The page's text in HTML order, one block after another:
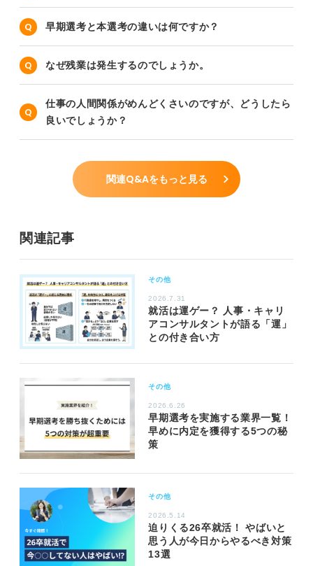
早期選考と本選考の違いは何ですか？
なぜ残業は発生するのでしょうか。
仕事の人間関係がめんどくさいのですが、どうしたら
良いでしょうか？
関連Q&Aをもっと見る
関連記事
その他
2026.7.31
就活は運ゲー？ 人事・キャリ
アコンサルタントが語る「運」
との付き合い方
その他
2026.6.26
早期選考を実施する業界一覧！
早めに内定を獲得する5つの秘
策
その他
2026.5.14
迫りくる26卒就活！ やばいと
思う人が今日からやるべき対策
13選